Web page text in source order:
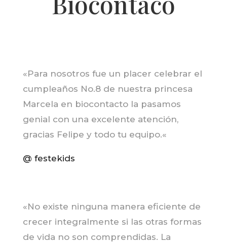
«Para nosotros fue un placer celebrar el
cumpleaños No.8 de nuestra princesa
Marcela en biocontacto la pasamos
genial con una excelente atención,
gracias Felipe y todo tu equipo.«
@ festekids
«No existe ninguna manera eficiente de
crecer integralmente si las otras formas
de vida no son comprendidas. La